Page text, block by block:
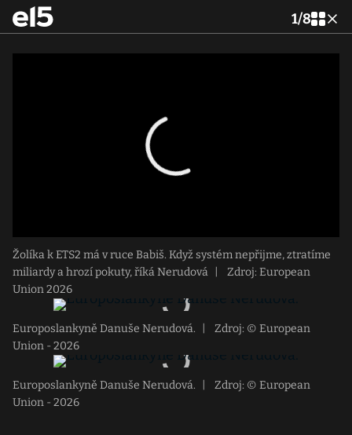
1/8
Žolíka k ETS2 má v ruce Babiš. Když systém nepřijme, ztratíme
miliardy a hrozí pokuty, říká Nerudová
Zdroj: European
Union 2026
Europoslankyně Danuše Nerudová.
Zdroj: © European
Union - 2026
Europoslankyně Danuše Nerudová.
Zdroj: © European
Union - 2026